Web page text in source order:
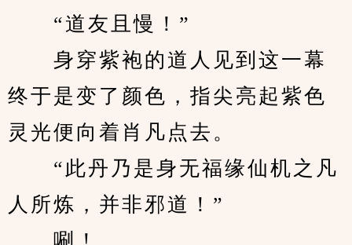
“道友且慢！”
身穿紫袍的道人见到这一幕
终于是变了颜色，指尖亮起紫色
灵光便向着肖凡点去。
“此丹乃是身无福缘仙机之凡
人所炼，并非邪道！”